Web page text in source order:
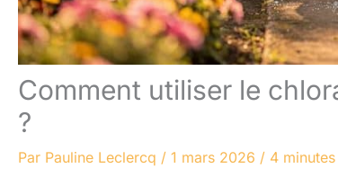
Comment utiliser le
?
Par Pauline Leclercq / 1 mars 2026 / 4